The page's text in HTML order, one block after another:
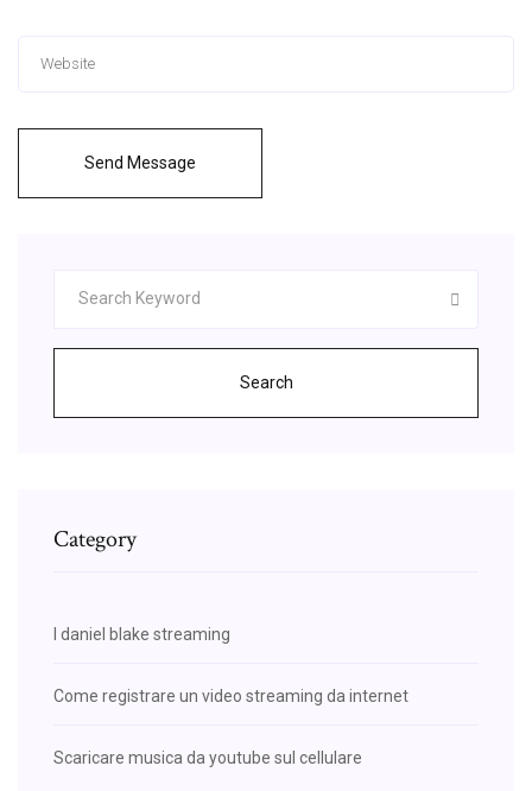
Send Message
Search
Category
I daniel blake streaming
Come registrare un video streaming da internet
Scaricare musica da youtube sul cellulare